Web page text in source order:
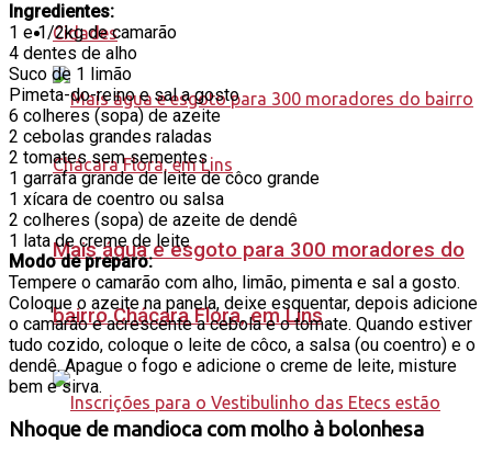
Cidades
Mais água e esgoto para 300 moradores do
bairro Chácara Flora, em Lins
Ingredientes:
1 e 1/2kg de camarão
4 dentes de alho
Suco de 1 limão
Pimeta-do-reino e sal a gosto
6 colheres (sopa) de azeite
2 cebolas grandes raladas
2 tomates sem sementes
1 garrafa grande de leite de côco grande
1 xícara de coentro ou salsa
2 colheres (sopa) de azeite de dendê
1 lata de creme de leite
Modo de preparo:
Tempere o camarão com alho, limão, pimenta e sal a gosto.
Coloque o azeite na panela, deixe esquentar, depois adicione
o camarão e acrescente a cebola e o tomate. Quando estiver
tudo cozido, coloque o leite de côco, a salsa (ou coentro) e o
dendê. Apague o fogo e adicione o creme de leite, misture
bem e sirva.
Nhoque de mandioca com molho à bolonhesa